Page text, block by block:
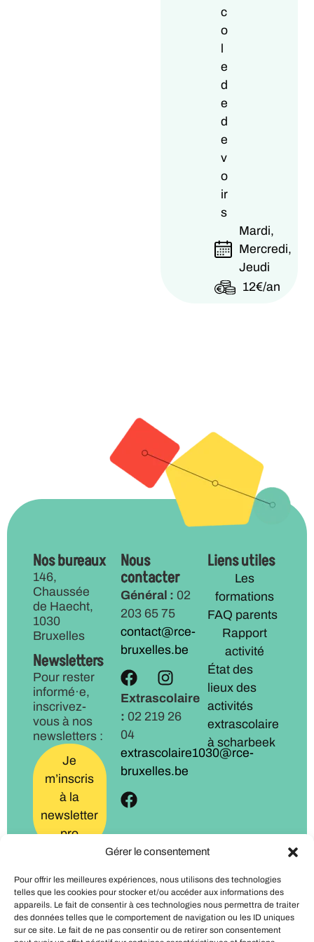
Gérer le consentement
Pour offrir les meilleures expériences, nous utilisons des technologies
telles que les cookies pour stocker et/ou accéder aux informations des
appareils. Le fait de consentir à ces technologies nous permettra de traiter
des données telles que le comportement de navigation ou les ID uniques
sur ce site. Le fait de ne pas consentir ou de retirer son consentement
c
o
l
e
d
e
d
e
v
o
ir
s
Mardi,
Mercredi,
Jeudi
12€/an
Nos bureaux
146,
Chaussée
de Haecht,
1030
Bruxelles
Newsletters
Pour rester
informé·e,
inscrivez-
vous à nos
newsletters :
Je
m’inscris
à la
newsletter
pro
m’inscris
à la
newsletter
Nous
contacter
Général : 02
203 65 75
contact@rce-
bruxelles.be
Extrascolaire
: 02 219 26
04
extrascolaire1030@rce-
bruxelles.be
Liens utiles
Les
formations
FAQ parents
Rapport
activité
État des
lieux des
activités
extrascolaire
à scharbeek